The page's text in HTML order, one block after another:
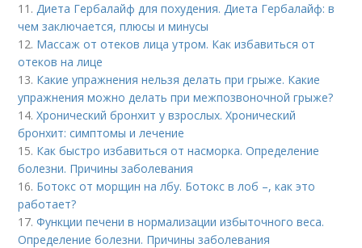
11.Диета Гербалайф для похудения. Диета Гербалайф: в
чем заключается, плюсы и минусы
12. Массаж от отеков лица утром. Как избавиться от
отеков на лице
13. Какие упражнения нельзя делать при грыже. Какие
упражнения можно делать при межпозвоночной грыже?
14.Хронический бронхит у взрослых. Хронический
бронхит: симптомы и лечение
15. Как быстро избавиться от насморка. Определение
болезни. Причины заболевания
16. Ботокс от морщин на лбу. Ботокс в лоб –, как это
работает?
17.Функции печени в нормализации избыточного веса.
Определение болезни. Причины заболевания